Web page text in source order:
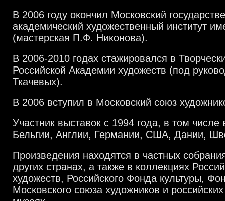
В 2006 году окончил Московский
академический художественный институт
(мастерская П.Ф. Никонова).
В 2006-2010 годах стажировался в
Российской Академии художеств (под
Ткачевых).
В 2006 вступил в Московский союз
Участник выставок с 1994 года, в том
Бельгии, Англии, Германии, США, Дании,
Произведения находятся в частных
других странах, а также в коллекциях
художеств, Российского Фонда культуры,
Московского союза художников и